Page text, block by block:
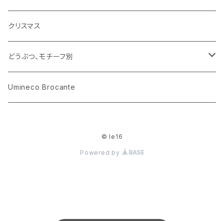
ラッピングペーパー、壁紙
小物入れ
カップアンドソーサー
プレート
木製品
ホーロー
メタル
クリスマス
どうぶつ、モチーフ別
くま、ベア
Umineco Brocante
© le16
Powered by